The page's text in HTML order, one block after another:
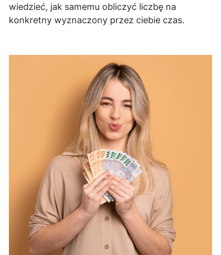
wiedzieć, jak samemu obliczyć liczbę na
konkretny wyznaczony przez ciebie czas.